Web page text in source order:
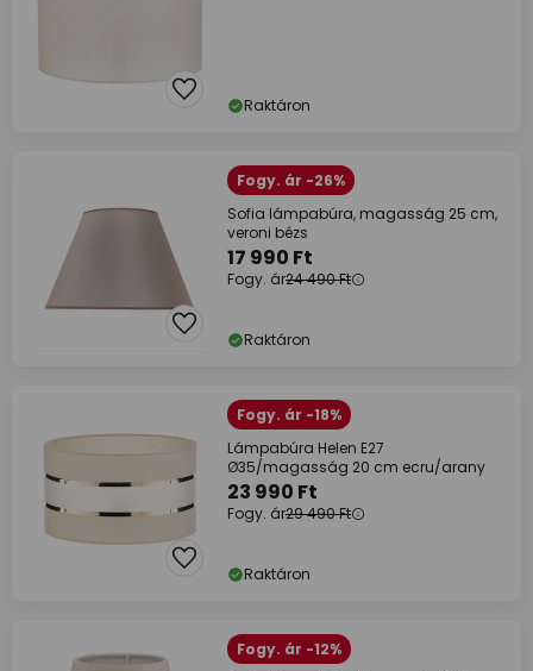
Raktáron
Fogy. ár -26%
Sofia lámpabúra, magasság 25 cm,
veroni bézs
17 990 Ft
Fogy. ár24 490 Ft
Raktáron
Fogy. ár -18%
Lámpabúra Helen E27
Ø35/magasság 20 cm ecru/arany
23 990 Ft
Fogy. ár29 490 Ft
Raktáron
Fogy. ár -12%